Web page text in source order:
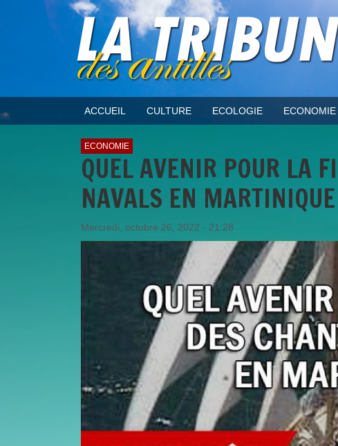
ACCUEIL CULTURE ECOLOGIE ECONOMIE
ECONOMIE
QUEL AVENIR POUR LA
NAVALS EN
Mercredi, octobre 26, 2022 - 21:28